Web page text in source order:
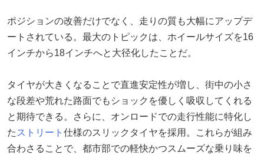
ポジションの改善だけでなく、走りの質も大幅にアップデ
ートされている。最大のトピックは、ホイールサイズを16
インチから18インチへと大径化したことだ。
タイヤが大きくなることで直進安定性が増し、街中の小さ
な段差や荒れた路面でもショックを優しく吸収してくれる
と期待できる。さらに、オンロードでの走行性能に特化し
た ストリート 仕様のスリックタイヤを採用。これらが組み
合わさることで、都市部での軽快かつスムーズな乗り味を